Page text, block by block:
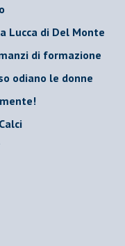
Lucca di Del Monte
di formazione
odiano le donne